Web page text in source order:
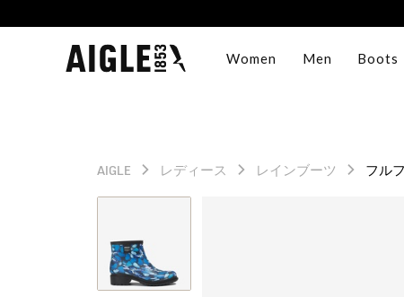
Women Men Boots
AIGLE レディース レインブーツ フル